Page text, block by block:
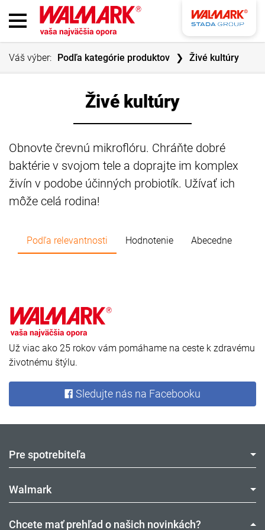
Váš výber: Podľa kategórie produktov Živé kultúry
Živé kultúry
Obnovte črevnú mikroflóru. Chráňte dobré
baktérie v svojom tele a doprajte im komplex
živín v podobe účinných probiotík. Užívať ich
môže celá rodina!
Podľa relevantnosti Hodnotenie Abecedne
Už viac ako 25 rokov vám pomáhame na ceste k zdravému
životnému štýlu.
Sledujte nás na Facebooku
Pre spotrebiteľa
Walmark
Chcete mať prehľad o našich novinkách?